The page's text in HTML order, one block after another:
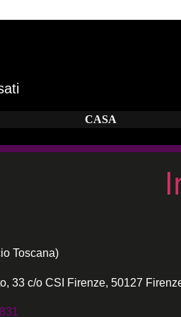
CASA
Toscana)
33 c/o CSI Firenze, 50127